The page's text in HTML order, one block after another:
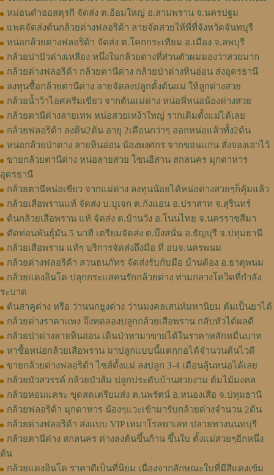
หม่อนดำออสตุรกี จัดส่ง ต.อ้อมใหญ่ อ.สามพราน จ.นครปฐม
แพคจัดส่งต้นกล้วยด่างฟลอริด้า ลายจัดสวยให้พี่ที่จังหวัดจันทบุรี
หน่อกล้วยด่างฟลอริด้า จัดส่ง ต.โคกกระเทียม อ.เมือง จ.ลพบุรี
กล้วยปาปัวด่างเหลือง หนึ่งในกล้วยด่างที่ส่วนตัวผมมองว่าสวยมาก
กล้วยด่างฟลอริด้า กล้วยตานีด่าง กล้วยป่าด่างหินอ่อน ส่งอุดรธานี
ลงทุนซื้อกล้วยตานีด่าง ลายจัดลงปลูกตั้งต้นแม่ ให้ลูกด่างสวย
กล้วยน้ำว้าไอศครีมเขียว จากต้นแม่ด่าง หน่อพี่หน่อน้องด่างสวย
กล้วยตานีด่างลายเทพ หน่อสวยเหง้าใหญ่ รากเดิมตั้งแม่ได้เลย
กล้วยฟลอริด้า ลงดิน2ต้น อายุ 2เดือนกว่าๆ ออกหน่อแล้วทั้ง2ต้น
หน่อกล้วยป่าด่าง ลายหินอ่อน น้องพงศกร จากขอนแก่น สั่งจองเอาไว้
ขายกล้วยตานีด่าง หน่อลายสวย โซนอีสาน สกลนคร มุกดาหาร
อุดรธานี
กล้วยตานีหน่อเขียว จากแม่ด่าง ลงทุนน้อยได้หน่อด่างสวยๆก็คุ้มแล้ว
กล้วยเสือพรานแท้ จัดส่ง บ.บุเจก ต.กังแอน อ.ปราสาท จ.สุรินทร์
ต้นกล้วยเสือพราน แท้ จัดส่ง ต.บ้านวัง อ.โนนไทย จ.นครราชสีมา
ตัดท่อนพันธุ์มัน 5 นาที เตรียมจัดส่ง ต.บึงสนั่น อ.ธัญบุรี จ.ปทุมธานี
กล้วยเสือพราน แท้ๆ บริการจัดส่งถึงมือ ที่ อบจ.นครพนม
กล้วยด่างฟลอริด้า สวนธนภัทร จัดส่งรับกับมือ บ้านต้อง อ.ธาตุพนม
กล้วยแดงอินโด ปลุกกระแสคนรักกล้วยด่าง ท่ามกลางโควิดที่กำลัง
ระบาด
ต้นสาคูด่าง หรือ ว่านนกยูงด่าง ว่านมงคลเสน่ห์มหานิยม ต้มเป็นยาได้
กล้วยด่างราคาแพง จึงทดลองปลูกกล้วยเสือพราน กลับหัวได้ผลดี
กล้วยป่าด่างลายหินอ่อน เดินป่าหามาขายได้ในราคาหลักหมื่นบาท
หาซื้อหน่อกล้วยเสือพราน มาปลูกแบบนี้แตกกอได้จำนวนต้นไวดี
ขายกล้วยด่างฟลอริด้า ไซส์ตั้งแม่ ลงปลูก 3-4 เดือนลุ้นหน่อได้เลย
กล้วยบัวสวรรค์ กล้วยบัวส้ม ปลูกประดับบ้านสวยงาม ต้มไม้มงคล
กล้วยหอมแคระ ขุดสดเตรียมส่ง ต.นพรัตน์ อ.หนองเสือ จ.ปทุมธานี
กล้วยฟลอริด้า มุกดาหาร น้องๆแวะเข้ามารับกล้วยด่างจำนวน 2ต้น
กล้วยด่างฟลอริด้า ส่งแบบ VIP เหมาโรลพาเลท ปลายทางนนทบุรี
กล้วยตานีด่าง สกลนคร ด่างลงต้นขึ้นก้าน ขึ้นใบ ตั้งแม่สวยๆอีกหนึ่ง
ต้น
กล้วยแดงอินโด ราคาดีเป็นที่นิยม เนื่องจากลักษณะใบที่มีสีแดงเข้ม